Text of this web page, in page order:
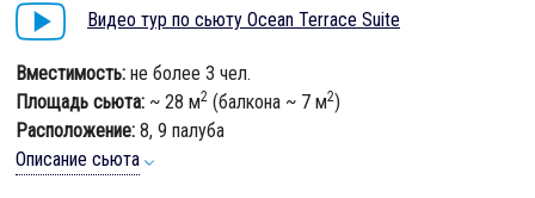
Видео тур по сьюту Ocean Terrace Suite
Вместимость: не более 3 чел.
Площадь сьюта: ~ 28 м2 (балкона ~ 7 м2)
Расположение: 8, 9 палуба
Описание сьюта